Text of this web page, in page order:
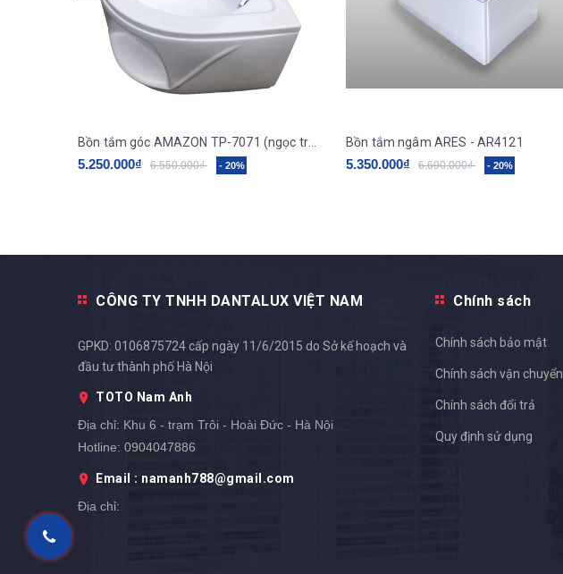
Bồn tắm góc AMAZON TP-7071 (ngọc trai galaxy)
5.250.000₫ 6.550.000₫ - 20%
Bồn tắm ngâm ARES - AR4121
5.350.000₫ 6.690.000₫ - 20%
CÔNG TY TNHH DANTALUX VIỆT NAM
GPKD: 0106875724 cấp ngày 11/6/2015 do Sở kế hoạch và
đầu tư thành phố Hà Nội
TOTO Nam Anh
Địa chỉ: Khu 6 - trạm Trôi - Hoài Đức - Hà Nội
Hotline: 0904047886
Email : namanh788@gmail.com
Địa chỉ:
Chính sách
Chính sách bảo mật
Chính sách vận chuyển
Chính sách đổi trả
Quy định sử dụng